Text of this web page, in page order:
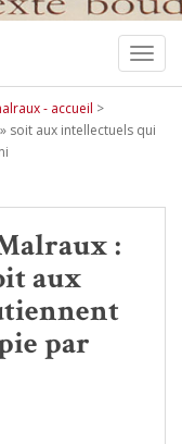
- accueil >
soit aux intellectuels qui
:
aux
par